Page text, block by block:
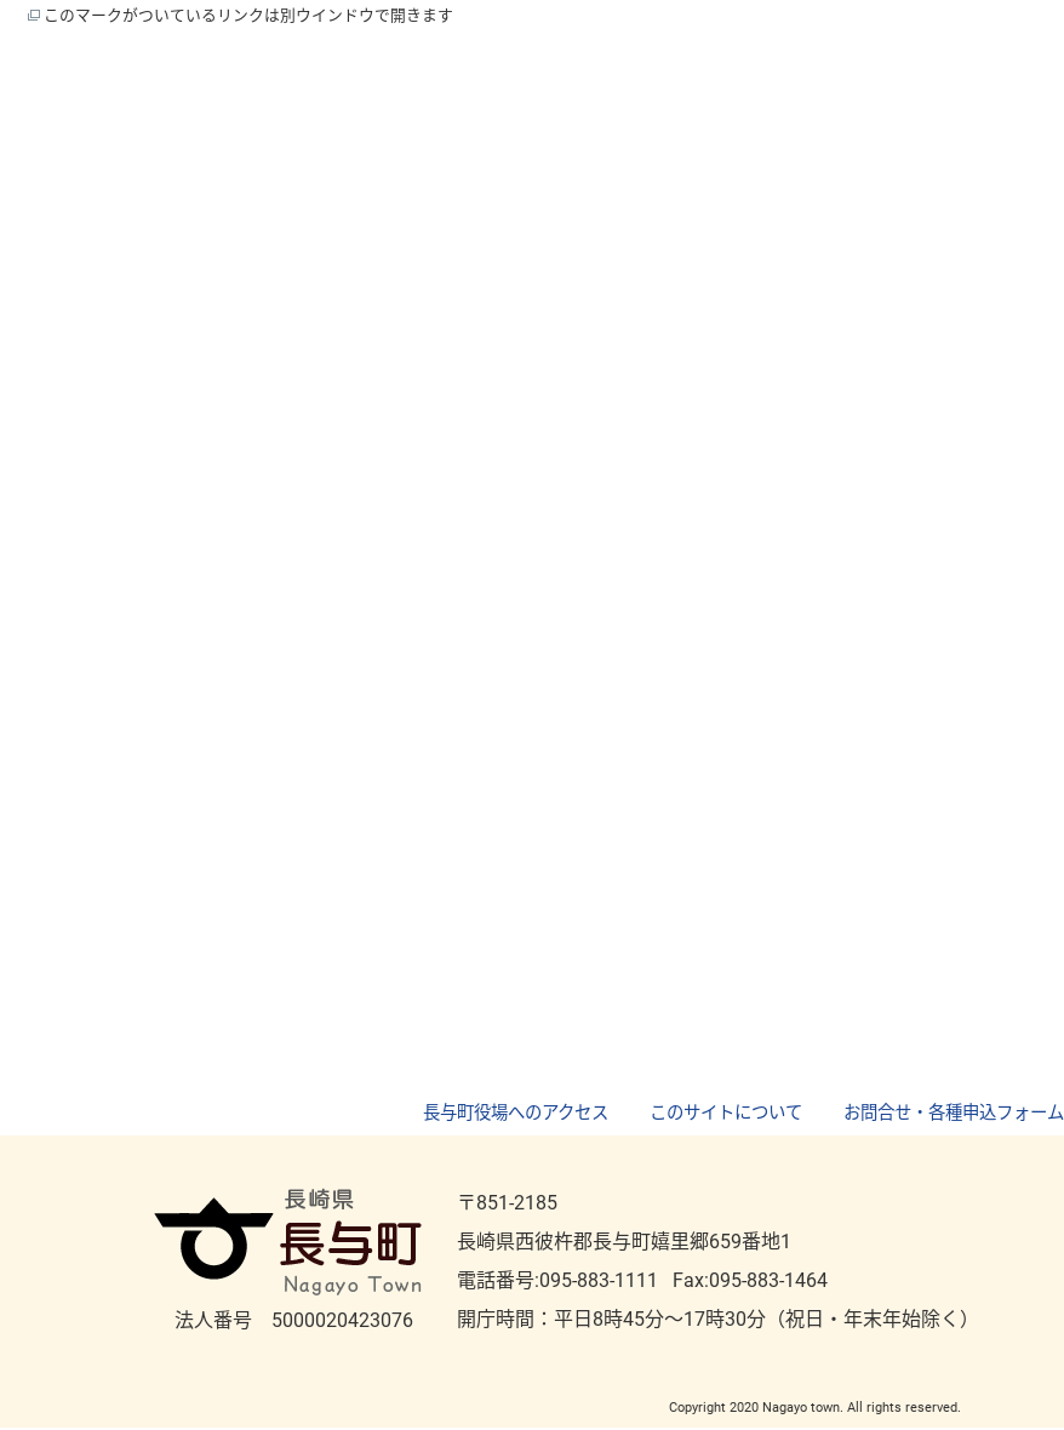
このマークがついているリンクは別ウインドウで開きます
長与町役場へのアクセス このサイトについて お問合せ・各種申込フォーム
法人番号 5000020423076
〒851-2185
長崎県西彼杵郡長与町嬉里郷659番地1
電話番号:095-883-1111
Fax:095-883-1464
開庁時間：平⽇8時45分～17時30分（祝⽇・年末年始除く）
Copyright 2020 Nagayo town. All rights reserved.